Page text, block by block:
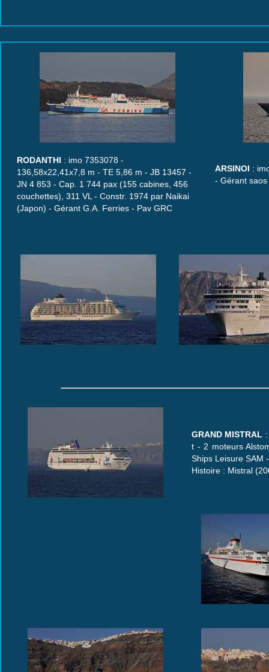
RODANTHI : imo 7353078 -
136,58x22,41x7,8 m - TE 5,86 m - JB 13457 -
JN 4 853 - Cap. 1 744 pax (155 cabines, 456
couchettes), 311 VL - Constr. 1974 par Naikai
(Japon) - Gérant G.A. Ferries - Pav GRC
ARSINOI :
- Gérant saos
GRAND MISTRAL
t - 2 moteurs
Ships Leisure SAM
Histoire : Mistral